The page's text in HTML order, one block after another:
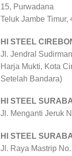
15, Purwadana
Teluk Jambe Timur,
HI STEEL
Jl. Jendral
Harja Mukti, Kota
Setelah Bandara)
HI STEEL
Jl. Menganti Jeruk
HI STEEL
Jl. Raya Mastrip